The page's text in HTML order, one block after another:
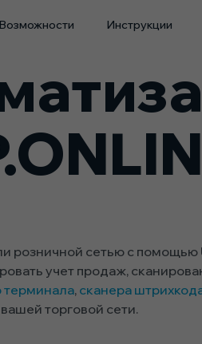
Возможности Инструкции
розничной сетью с
учет продаж,
терминала, сканера
торговой сети.